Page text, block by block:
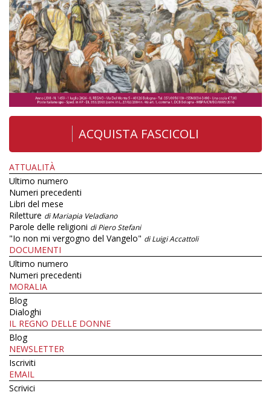
ACQUISTA FASCICOLI
ATTUALITÀ
Ultimo numero
Numeri precedenti
Libri del mese
Riletture di Mariapia Veladiano
Parole delle religioni di Piero Stefani
"Io non mi vergogno del Vangelo" di Luigi Accattoli
DOCUMENTI
Ultimo numero
Numeri precedenti
MORALIA
Blog
Dialoghi
IL REGNO DELLE DONNE
Blog
NEWSLETTER
Iscriviti
EMAIL
Scrivici